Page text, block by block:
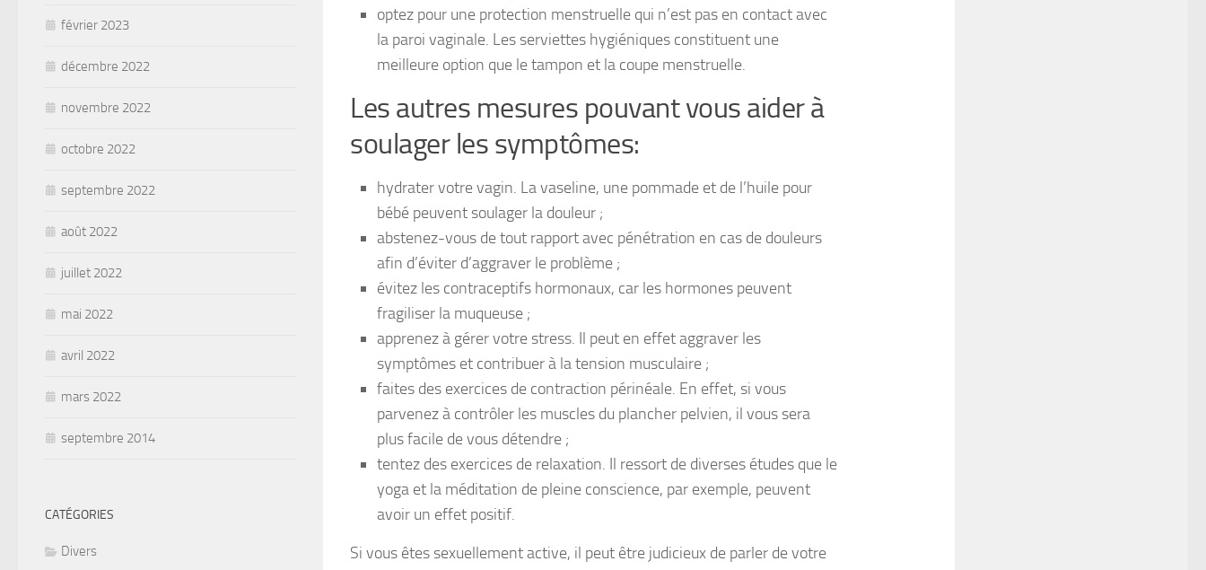
optez pour une protection menstruelle qui n’est pas en contact avec
la paroi vaginale. Les serviettes hygiéniques constituent une
meilleure option que le tampon et la coupe menstruelle.
Les autres mesures pouvant vous aider à
soulager les symptômes:
hydrater votre vagin. La vaseline, une pommade et de l’huile pour
bébé peuvent soulager la douleur ;
abstenez-vous de tout rapport avec pénétration en cas de douleurs
afin d’éviter d’aggraver le problème ;
évitez les contraceptifs hormonaux, car les hormones peuvent
fragiliser la muqueuse ;
apprenez à gérer votre stress. Il peut en effet aggraver les
symptômes et contribuer à la tension musculaire ;
faites des exercices de contraction périnéale. En effet, si vous
parvenez à contrôler les muscles du plancher pelvien, il vous sera
plus facile de vous détendre ;
tentez des exercices de relaxation. Il ressort de diverses études que le
yoga et la méditation de pleine conscience, par exemple, peuvent
avoir un effet positif.
Si vous êtes sexuellement active, il peut être judicieux de parler de votre
février 2023
décembre 2022
novembre 2022
octobre 2022
septembre 2022
août 2022
juillet 2022
mai 2022
avril 2022
mars 2022
septembre 2014
CATÉGORIES
Divers